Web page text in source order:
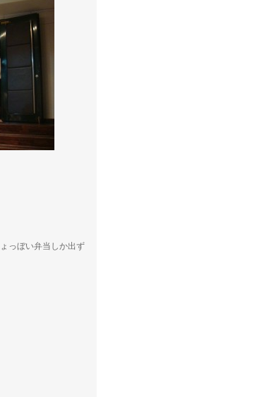
っぼい弁当しか出ず